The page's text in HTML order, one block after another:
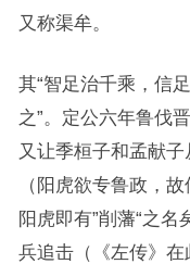
又称渠牟。
其“智足治千乘，信
之”。定公六年鲁伐
又让季桓子和孟献
（阳虎欲专鲁政，
阳虎即有”削藩“之
兵追击（《左传》